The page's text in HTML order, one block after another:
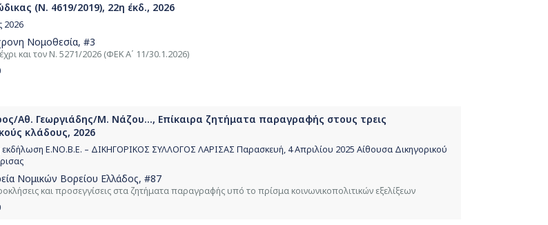
(Ν. 4619/2019), 22η έκδ., 2026
2026
Νομοθεσία, #3
και τον Ν. 5271/2026 (ΦΕΚ Α΄ 11/30.1.2026)
Αθ. Γεωργιάδης/Μ. Νάζου..., Επίκαιρα ζητήματα παραγραφής στους τρεις
κλάδους, 2026
εκδήλωση Ε.ΝΟ.Β.Ε. – ΔΙΚΗΓΟΡΙΚΟΣ ΣΥΛΛΟΓΟΣ ΛΑΡΙΣΑΣ Παρασκευή, 4 Απριλίου 2025 Αίθουσα Δικηγορικού
Νομικών Βορείου Ελλάδος, #87
και προσεγγίσεις στα ζητήματα παραγραφής υπό το πρίσμα κοινωνικοπολιτικών εξελίξεων